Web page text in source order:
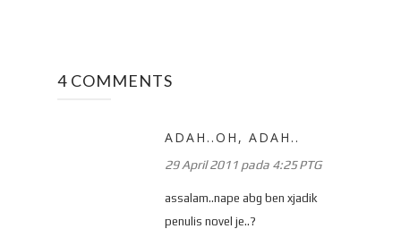
4 COMMENTS
ADAH..OH, ADAH..
29 April 2011 pada 4:25 PTG
assalam..nape abg ben xjadik
penulis novel je..?